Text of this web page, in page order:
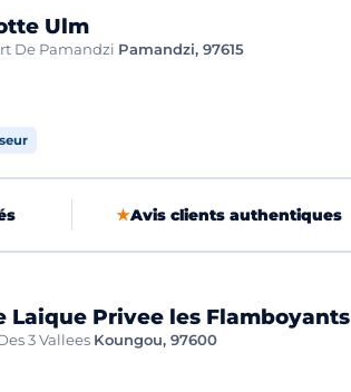
Ulm
De Pamandzi Pamandzi, 97615
★Avis clients authentiques
Laique Privee les Flamboyants
3 Vallees Koungou, 97600